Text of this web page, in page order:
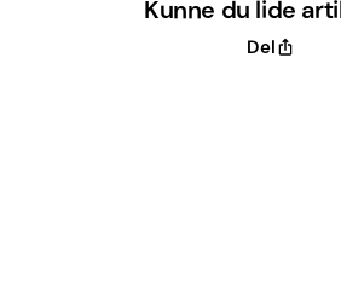
Kunne du lide
Del